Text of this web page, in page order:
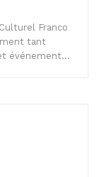
Franco
tant
événement…